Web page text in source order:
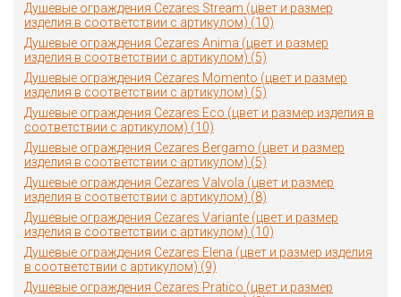
Душевые ограждения Cezares Stream (цвет и размер
изделия в соответствии с артикулом) (10)
Душевые ограждения Cezares Anima (цвет и размер
изделия в соответствии с артикулом) (5)
Душевые ограждения Cezares Momento (цвет и размер
изделия в соответствии с артикулом) (5)
Душевые ограждения Cezares Eco (цвет и размер изделия в
соответствии с артикулом) (10)
Душевые ограждения Cezares Bergamo (цвет и размер
изделия в соответствии с артикулом) (5)
Душевые ограждения Cezares Valvola (цвет и размер
изделия в соответствии с артикулом) (8)
Душевые ограждения Cezares Variante (цвет и размер
изделия в соответствии с артикулом) (10)
Душевые ограждения Cezares Elena (цвет и размер изделия
в соответствии с артикулом) (9)
Душевые ограждения Cezares Pratico (цвет и размер